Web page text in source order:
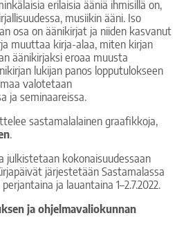
erilaisia ääniä ihmisillä on,
musiikin ääni. Iso
osa on äänikirjat ja niiden kasvanut
muuttaa kirja-alaa, miten kirjan
äänikirjaksi eroaa muusta
lukijan panos lopputulokseen
valotetaan
ja seminaareissa.
sastamalalainen graafikkoja,
.
julkistetaan kokonaisuudessaan
järjestetään Sastamalassa
ja lauantaina 1–2.7.2022.
ja ohjelmavaliokunnan